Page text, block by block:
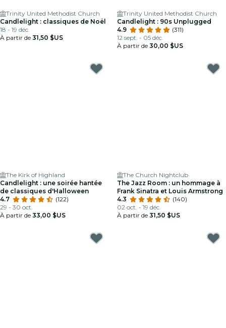
Trinity United Methodist Church
Candlelight : classiques de Noël
18 - 19 déc.
À partir de 31,50 $US
Trinity United Methodist Church
Candlelight : 90s Unplugged
4.9
(311)
12 sept. - 05 déc.
À partir de 30,00 $US
The Kirk of Highland
Candlelight : une soirée hantée
de classiques d'Halloween
4.7
(122)
29 - 30 oct.
À partir de 33,00 $US
The Church Nightclub
The Jazz Room : un hommage à
Frank Sinatra et Louis Armstrong
4.3
(140)
02 oct. - 19 déc.
À partir de 31,50 $US